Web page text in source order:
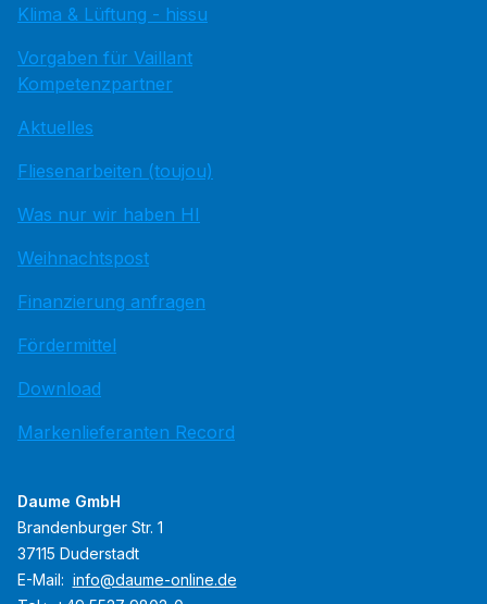
Klima & Lüftung - hissu
Vorgaben für Vaillant
Kompetenzpartner
Aktuelles
Fliesenarbeiten (toujou)
Was nur wir haben HI
Weihnachtspost
Finanzierung anfragen
Fördermittel
Download
Markenlieferanten Record
Daume GmbH
Brandenburger Str. 1
37115 Duderstadt
E-Mail: info@daume-online.de